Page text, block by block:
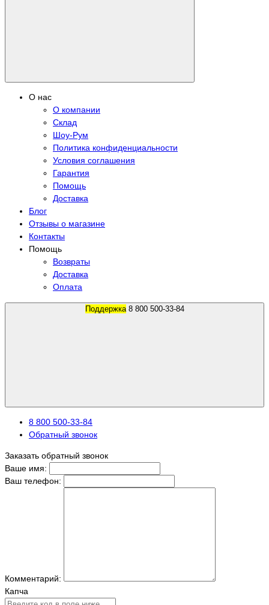
О нас
О компании
Склад
Шоу-Рум
Политика конфиденциальности
Условия соглашения
Гарантия
Помощь
Доставка
Блог
Отзывы о магазине
Контакты
Помощь
Возвраты
Доставка
Оплата
Поддержка 8 800 500-33-84
8 800 500-33-84
Обратный звонок
Заказать обратный звонок
Ваше имя:
Ваш телефон:
Комментарий:
Капча